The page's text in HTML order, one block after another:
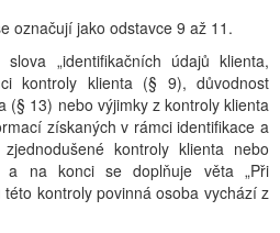
označují jako odstavce 9 až 11.
„identifikačních údajů klienta,
kontroly klienta (§ 9), důvodnost
(§ 13) nebo výjimky z kontroly klienta
získaných v rámci identifikace a
kontroly klienta nebo
a na konci se doplňuje věta „Při
kontroly povinná osoba vychází z